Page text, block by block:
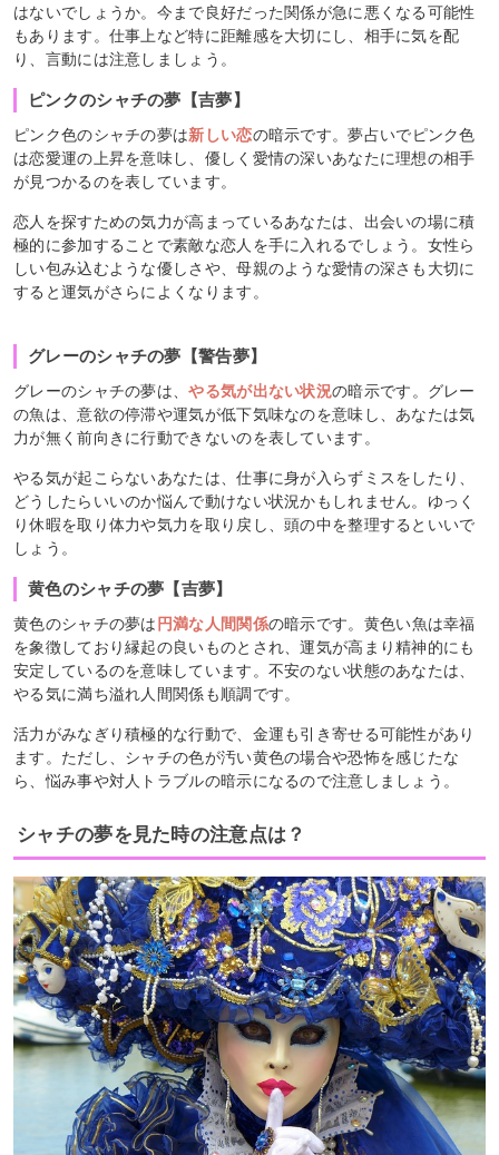
はないでしょうか。今まで良好だった関係が急に悪くなる可能性
もあります。仕事上など特に距離感を大切にし、相手に気を配
り、言動には注意しましょう。
ピンクのシャチの夢【吉夢】
ピンク色のシャチの夢は新しい恋の暗示です。夢占いでピンク色
は恋愛運の上昇を意味し、優しく愛情の深いあなたに理想の相手
が見つかるのを表しています。
恋人を探すための気力が高まっているあなたは、出会いの場に積
極的に参加することで素敵な恋人を手に入れるでしょう。女性ら
しい包み込むような優しさや、母親のような愛情の深さも大切に
すると運気がさらによくなります。
グレーのシャチの夢【警告夢】
グレーのシャチの夢は、やる気が出ない状況の暗示です。グレー
の魚は、意欲の停滞や運気が低下気味なのを意味し、あなたは気
力が無く前向きに行動できないのを表しています。
やる気が起こらないあなたは、仕事に身が入らずミスをしたり、
どうしたらいいのか悩んで動けない状況かもしれません。ゆっく
り休暇を取り体力や気力を取り戻し、頭の中を整理するといいで
しょう。
黄色のシャチの夢【吉夢】
黄色のシャチの夢は 円満な人間関係の暗示です。黄色い魚は幸福
を象徴しており縁起の良いものとされ、運気が高まり精神的にも
安定しているのを意味しています。不安のない状態のあなたは、
やる気に満ち溢れ人間関係も順調です。
活力がみなぎり積極的な行動で、金運も引き寄せる可能性があり
ます。ただし、シャチの色が汚い黄色の場合や恐怖を感じたな
ら、悩み事や対人トラブルの暗示になるので注意しましょう。
シャチの夢を見た時の注意点は？